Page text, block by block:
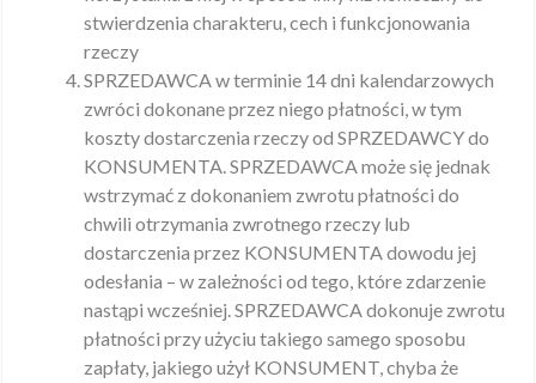
stwierdzenia charakteru, cech i funkcjonowania
rzeczy
SPRZEDAWCA w terminie 14 dni kalendarzowych
zwróci dokonane przez niego płatności, w tym
koszty dostarczenia rzeczy od SPRZEDAWCY do
KONSUMENTA. SPRZEDAWCA może się jednak
wstrzymać z dokonaniem zwrotu płatności do
chwili otrzymania zwrotnego rzeczy lub
dostarczenia przez KONSUMENTA dowodu jej
odesłania – w zależności od tego, które zdarzenie
nastąpi wcześniej. SPRZEDAWCA dokonuje zwrotu
płatności przy użyciu takiego samego sposobu
zapłaty, jakiego użył KONSUMENT, chyba że